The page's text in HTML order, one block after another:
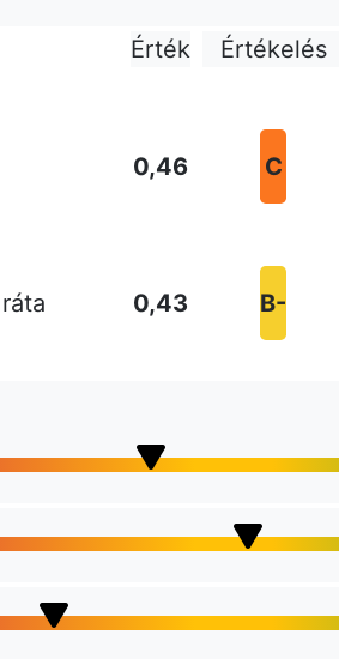
Érték Értékelés
0,46 C
0,43 B-